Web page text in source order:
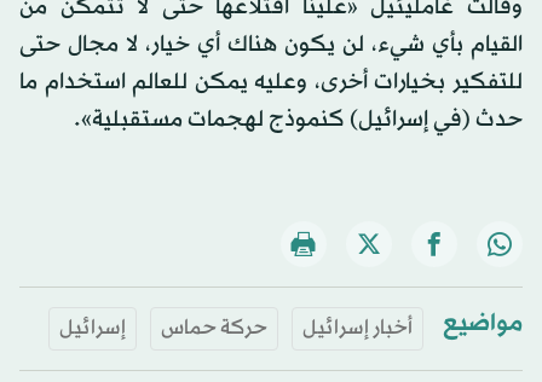
وقالت غامليئيل «علينا اقتلاعها حتى لا تتمكن من
القيام بأي شيء، لن يكون هناك أي خيار، لا مجال حتى
للتفكير بخيارات أخرى، وعليه يمكن للعالم استخدام ما
حدث (في إسرائيل) كنموذج لهجمات مستقبلية».
مواضيع أخبار إسرائيل حركة حماس إسرائيل